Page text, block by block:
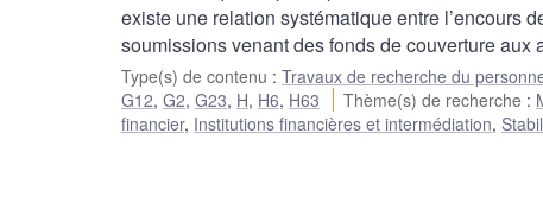
existe une relation systématique entre l’encours
soumissions venant des fonds de couverture aux
Type(s) de contenu : Travaux de recherche du
G12, G2, G23, H, H6, H63 Thème(s) de recherche :
financier, Institutions financières et intermédiation,